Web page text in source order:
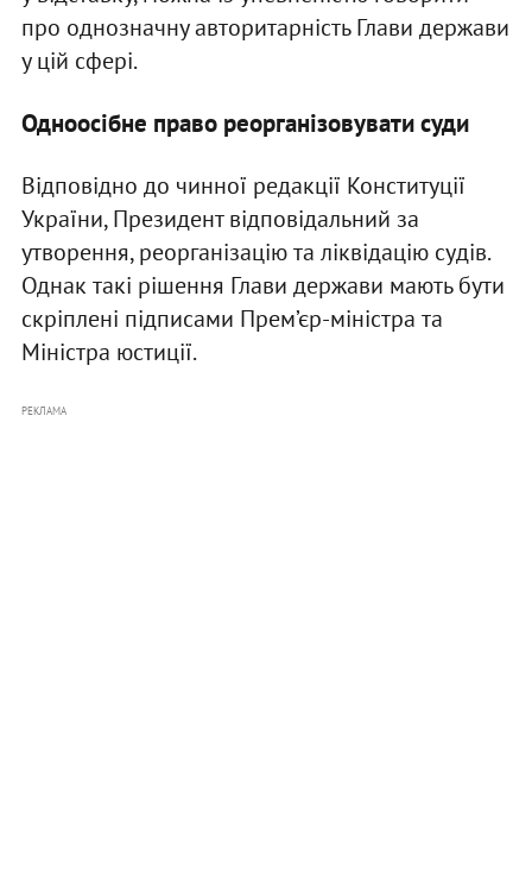
про однозначну авторитарність Глави держави
у цій сфері.
Одноосібне право реорганізовувати суди
Відповідно до чинної редакції Конституції
України, Президент відповідальний за
утворення, реорганізацію та ліквідацію судів.
Однак такі рішення Глави держави мають бути
скріплені підписами Прем’єр-міністра та
Міністра юстиції.
РЕКЛАМА